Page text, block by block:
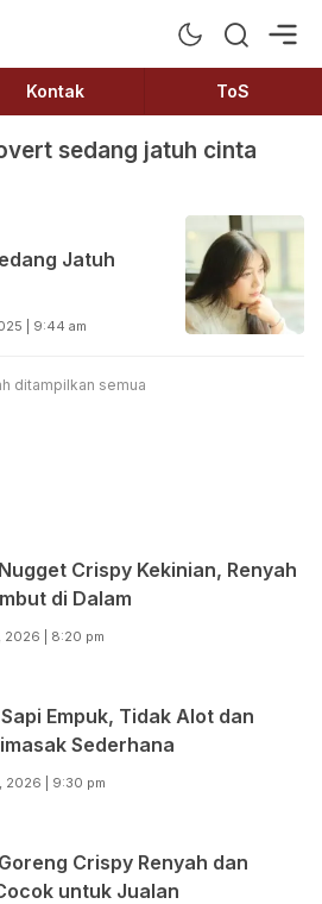
Kontak ToS
sedang jatuh cinta
Jatuh
| 9:44 am
ditampilkan semua
Crispy Kekinian, Renyah
di Dalam
2026 | 8:20 pm
Empuk, Tidak Alot dan
Sederhana
2026 | 9:30 pm
Crispy Renyah dan
untuk Jualan